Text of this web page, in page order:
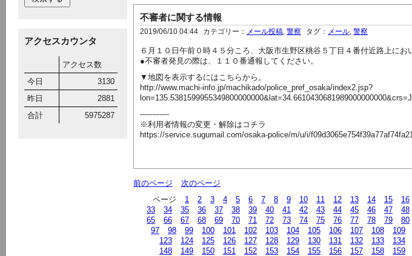
アクセスカウンタ
アクセス数
今日
3130
昨日
2881
合計
5975287
不審者に関する情報
2019/06/10 04:44 カテゴリー： メール投稿 警察 タグ： メール 警察
６月１０日午前０時４５分ころ、大阪市生野区桃谷５丁目４番付近路上に
●不審者発見の際は、１１０番通報してください。
▼地図を表示するにはこちらから。
http://www.machi-info.jp/machikado/police_pref_osaka/index2.jsp?
------------
※利用者情報の変更・解除はコチラ
https://service.sugumail.com/osaka-police/m/u/i/
前のページ
次のページ
ページ
1 2 3 4 5 6 7 8 9 10 11 12 13 14 15 16
33
34 35 36 37 38 39 40 41 42 43 44 45 46 47 48
65
66 67 68 69 70 71 72 73 74 75 76 77 78 79 80
97
98 99 100 101 102 103 104 105 106 107 108 109
123
124 125 126 127 128 129 130 131 132 133 134
148
149 150 151 152 153 154 155 156 157 158 159